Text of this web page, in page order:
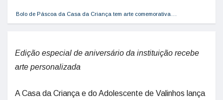
Bolo de Páscoa da Casa da Criança tem arte comemorativa…
Edição especial de aniversário da instituição recebe
arte personalizada
A Casa da Criança e do Adolescente de Valinhos lança